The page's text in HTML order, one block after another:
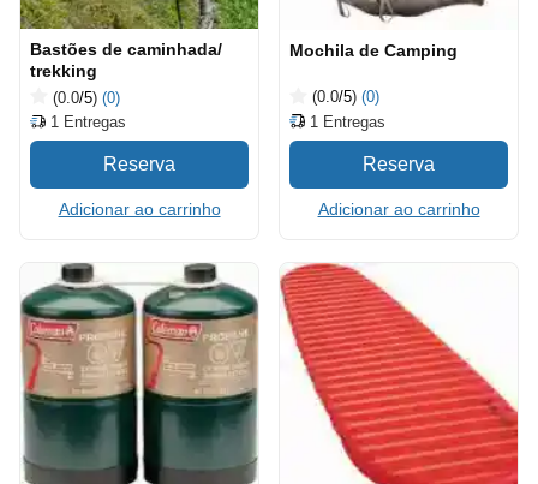
Bastões de caminhada/
trekking
(0.0/5) (0)
1 Entregas
Adicionar ao carrinho
Mochila de Camping
(0.0/5) (0)
1 Entregas
Adicionar ao carrinho